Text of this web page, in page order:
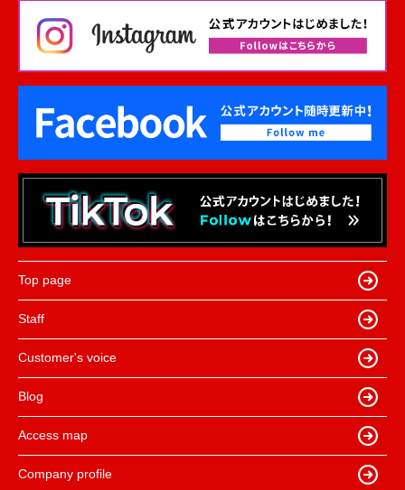
Top page
Staff
Customer's voice
Blog
Access map
Company profile